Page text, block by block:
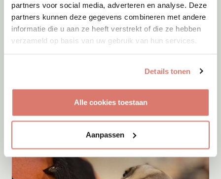
partners voor social media, adverteren en analyse. Deze
partners kunnen deze gegevens combineren met andere
informatie die u aan ze heeft verstrekt of die ze hebben
verzameld op basis van uw gebruik van hun services.
Details tonen
Alle cookies toestaan
Aanpassen